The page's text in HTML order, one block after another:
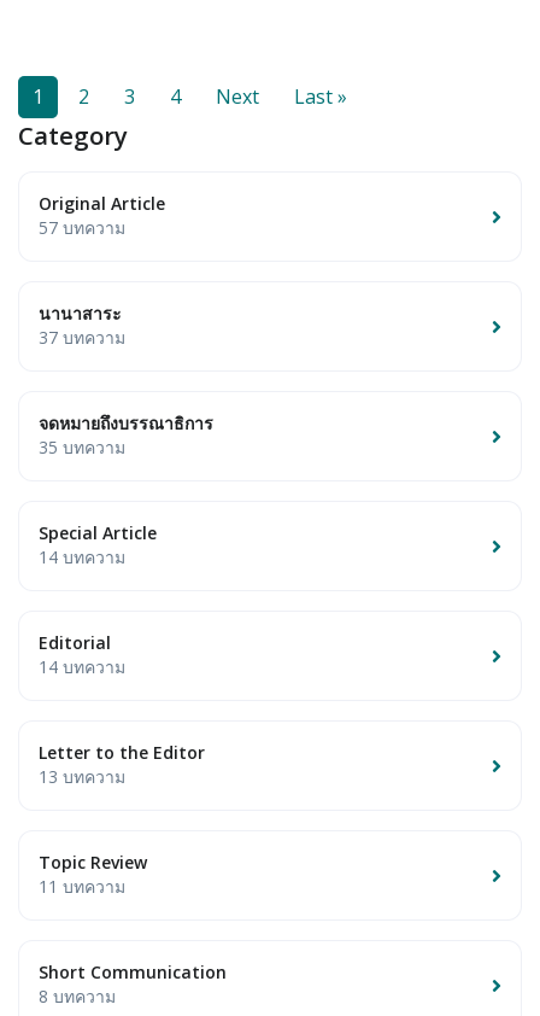
1 2 3 4 Next Last »
Category
Original Article
57 บทความ
นานาสาระ
37 บทความ
จดหมายถึงบรรณาธิการ
35 บทความ
Special Article
14 บทความ
Editorial
14 บทความ
Letter to the Editor
13 บทความ
Topic Review
11 บทความ
Short Communication
8 บทความ